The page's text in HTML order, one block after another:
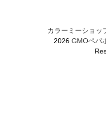
カラーミーショッ
2026 GMOペパ